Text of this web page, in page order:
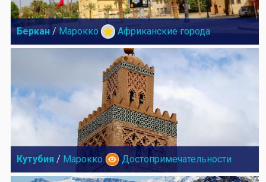
Беркан / Марокко Африканские города
Кутубия / Марокко Достопримечательности